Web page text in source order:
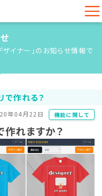
ザイナー」のお知らせ情報で
で作れる？
年04月22日 機能に関して
作れますか？